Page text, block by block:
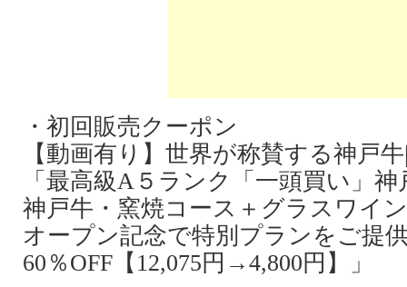
・初回販売クーポン
【動画有り】世界が称賛する神戸
「最高級A５ランク「一頭買い」
神戸牛・窯焼コース＋グラスワイ
オープン記念で特別プランをご提
60％OFF【12,075円→4,800円】」